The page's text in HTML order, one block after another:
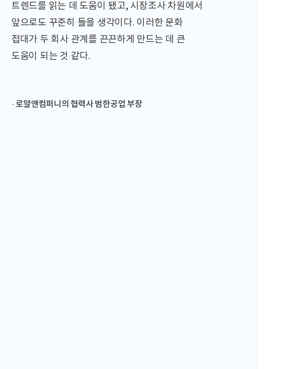
트렌드를 읽는 데 도움이 됐고, 시장조사 차원에서
앞으로도 꾸준히 들을 생각이다. 이러한 문화
접대가 두 회사 관계를 끈끈하게 만드는 데 큰
도움이 되는 것 같다.
· 로얄앤컴퍼니의 협력사 범한공업 부장